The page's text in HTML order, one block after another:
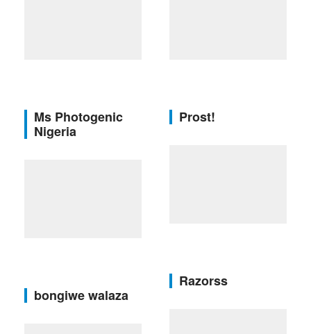
Ms Photogenic
Nigeria
bongiwe walaza
Prost!
Razorss